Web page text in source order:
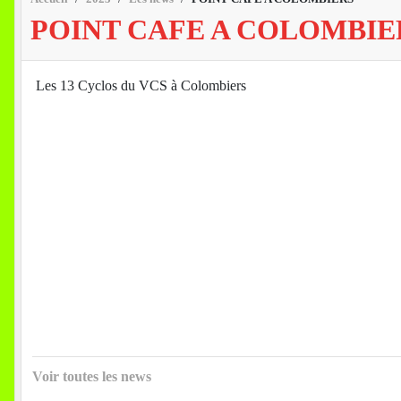
POINT CAFE A
Les 13 Cyclos du VCS à Colombiers
Voir toutes les news